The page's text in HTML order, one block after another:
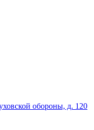
обороны, д. 120